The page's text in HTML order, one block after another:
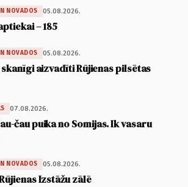
NOVADOS 05.08.2026.
– 185
NOVADOS 05.08.2026.
skanīgi aizvadīti Rūjienas pilsētas
07.08.2026.
čau puika no Somijas. Ik vasaru
NOVADOS 05.08.2026.
Izstāžu zālē